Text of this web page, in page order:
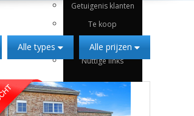
Getuigenis klanten
Te koop
Te huur
Nuttige links
Alle types Alle prijzen